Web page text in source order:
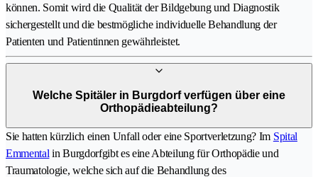
können. Somit wird die Qualität der Bildgebung und Diagnostik
sichergestellt und die bestmögliche individuelle Behandlung der
Patienten und Patientinnen gewährleistet.
Welche Spitäler in Burgdorf verfügen über eine
Orthopädieabteilung?
Sie hatten kürzlich einen Unfall oder eine Sportverletzung? Im Spital
Emmental in Burgdorfgibt es eine Abteilung für Orthopädie und
Traumatologie, welche sich auf die Behandlung des